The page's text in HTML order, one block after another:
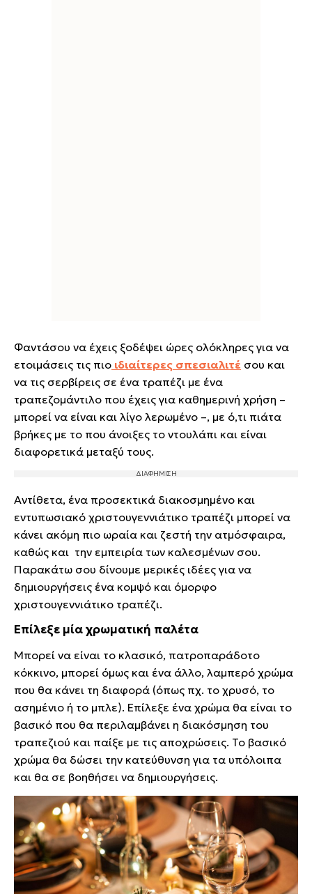
Φαντάσου να έχεις ξοδέψει ώρες ολόκληρες για να
ετοιμάσεις τις πιο ιδιαίτερες σπεσιαλιτέ σου και
να τις σερβίρεις σε ένα τραπέζι με ένα
τραπεζομάντιλο που έχεις για καθημερινή χρήση –
μπορεί να είναι και λίγο λερωμένο –, με ό,τι πιάτα
βρήκες με το που άνοιξες το ντουλάπι και είναι
διαφορετικά μεταξύ τους.
Αντίθετα, ένα προσεκτικά διακοσμημένο και
εντυπωσιακό χριστουγεννιάτικο τραπέζι μπορεί να
κάνει ακόμη πιο ωραία και ζεστή την ατμόσφαιρα,
καθώς και την εμπειρία των καλεσμένων σου.
Παρακάτω σου δίνουμε μερικές ιδέες για να
δημιουργήσεις ένα κομψό και όμορφο
χριστουγεννιάτικο τραπέζι.
Επίλεξε μία χρωματική παλέτα
Μπορεί να είναι το κλασικό, πατροπαράδοτο
κόκκινο, μπορεί όμως και ένα άλλο, λαμπερό χρώμα
που θα κάνει τη διαφορά (όπως πχ. το χρυσό, το
ασημένιο ή το μπλε). Επίλεξε ένα χρώμα θα είναι το
βασικό που θα περιλαμβάνει η διακόσμηση του
τραπεζιού και παίξε με τις αποχρώσεις. Το βασικό
χρώμα θα δώσει την κατεύθυνση για τα υπόλοιπα
και θα σε βοηθήσει να δημιουργήσεις.